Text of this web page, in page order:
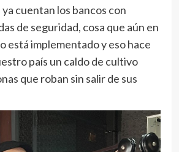
cuentan los bancos con
de seguridad, cosa que aún en
está implementado y eso hace
país un caldo de cultivo
que roban sin salir de sus